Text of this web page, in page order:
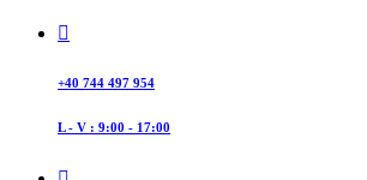
+40 744 497 954
L - V : 9:00 - 17:00